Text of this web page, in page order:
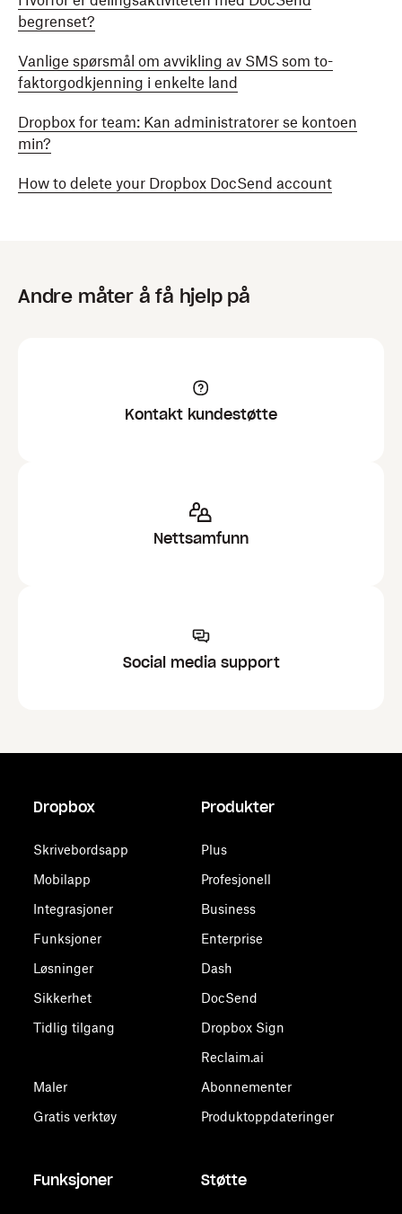
begrenset?
Vanlige spørsmål om avvikling av SMS som to-
faktorgodkjenning i enkelte land
Dropbox for team: Kan administratorer se kontoen
min?
How to delete your Dropbox DocSend account
Andre måter å få hjelp på
Kontakt kundestøtte
Nettsamfunn
Social media support
Dropbox
Skrivebordsapp
Mobilapp
Integrasjoner
Funksjoner
Løsninger
Sikkerhet
Tidlig tilgang
Maler
Gratis verktøy
Produkter
Plus
Profesjonell
Business
Enterprise
Dash
DocSend
Dropbox Sign
Reclaim.ai
Abonnementer
Produktoppdateringer
Funksjoner Støtte